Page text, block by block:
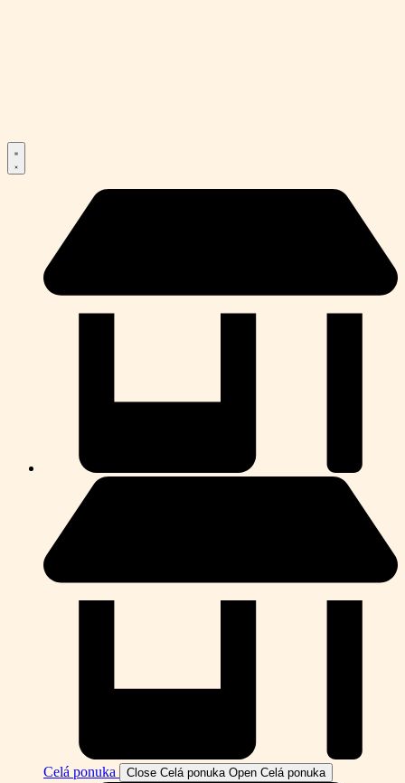
Celá ponuka Close Celá ponuka Open Celá ponuka